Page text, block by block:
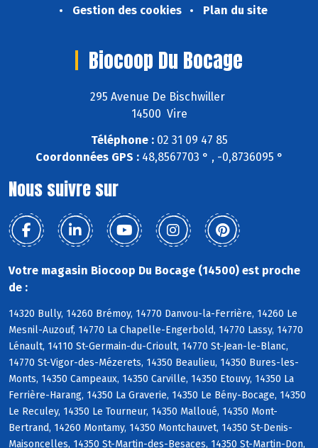
Gestion des cookies
Plan du site
Biocoop Du Bocage
295 Avenue De Bischwiller
14500 Vire
Téléphone :02 31 09 47 85
Coordonnées GPS :48,8567703 ° , -0,8736095 °
Nous suivre sur
Votre magasin Biocoop Du Bocage (14500) est proche
de :
14320 Bully, 14260 Brémoy, 14770 Danvou-la-Ferrière, 14260 Le
Mesnil-Auzouf, 14770 La Chapelle-Engerbold, 14770 Lassy, 14770
Lénault, 14110 St-Germain-du-Crioult, 14770 St-Jean-le-Blanc,
14770 St-Vigor-des-Mézerets, 14350 Beaulieu, 14350 Bures-les-
Monts, 14350 Campeaux, 14350 Carville, 14350 Etouvy, 14350 La
Ferrière-Harang, 14350 La Graverie, 14350 Le Bény-Bocage, 14350
Le Reculey, 14350 Le Tourneur, 14350 Malloué, 14350 Mont-
Bertrand, 14260 Montamy, 14350 Montchauvet, 14350 St-Denis-
Maisoncelles, 14350 St-Martin-des-Besaces, 14350 St-Martin-Don,